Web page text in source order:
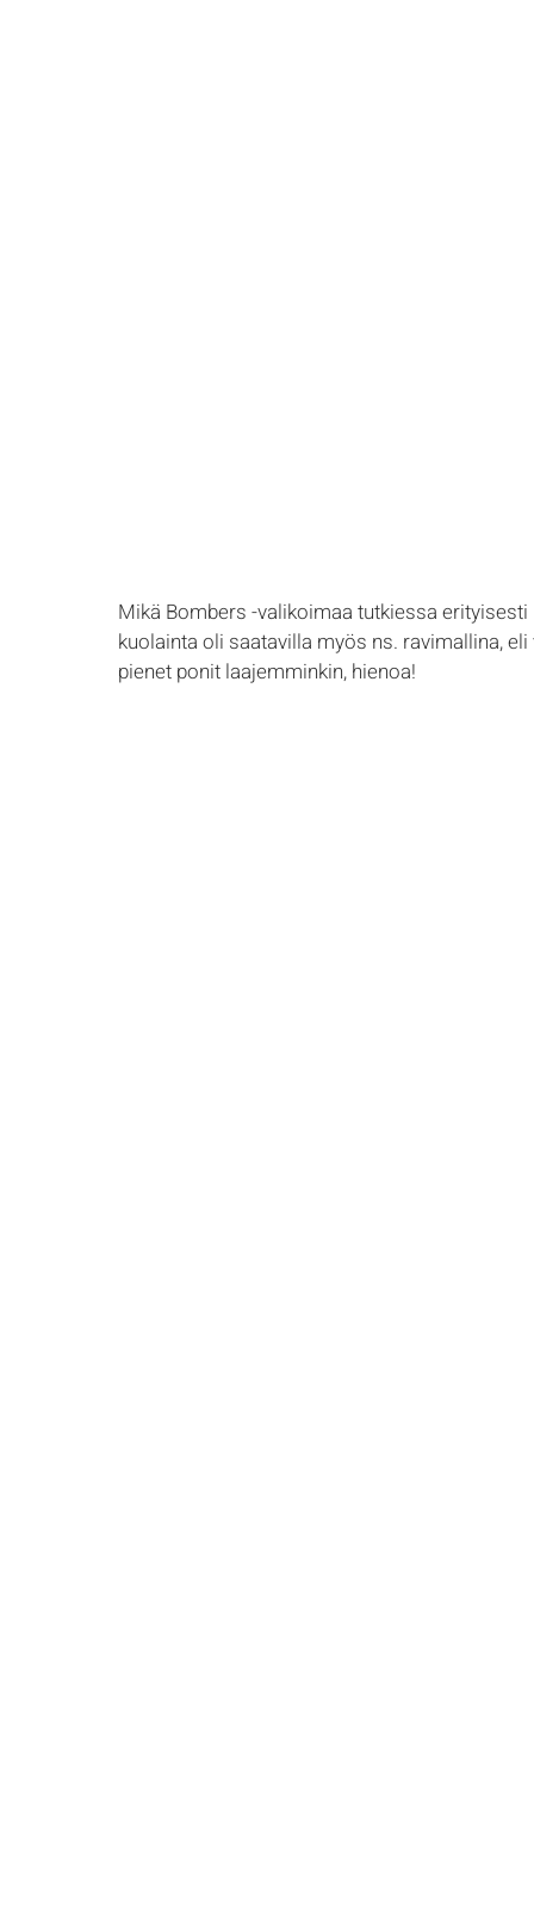
Mikä Bombers -valikoimaa tutkiessa
kuolainta oli saatavilla myös ns. ravimallina,
pienet ponit laajemminkin, hienoa!